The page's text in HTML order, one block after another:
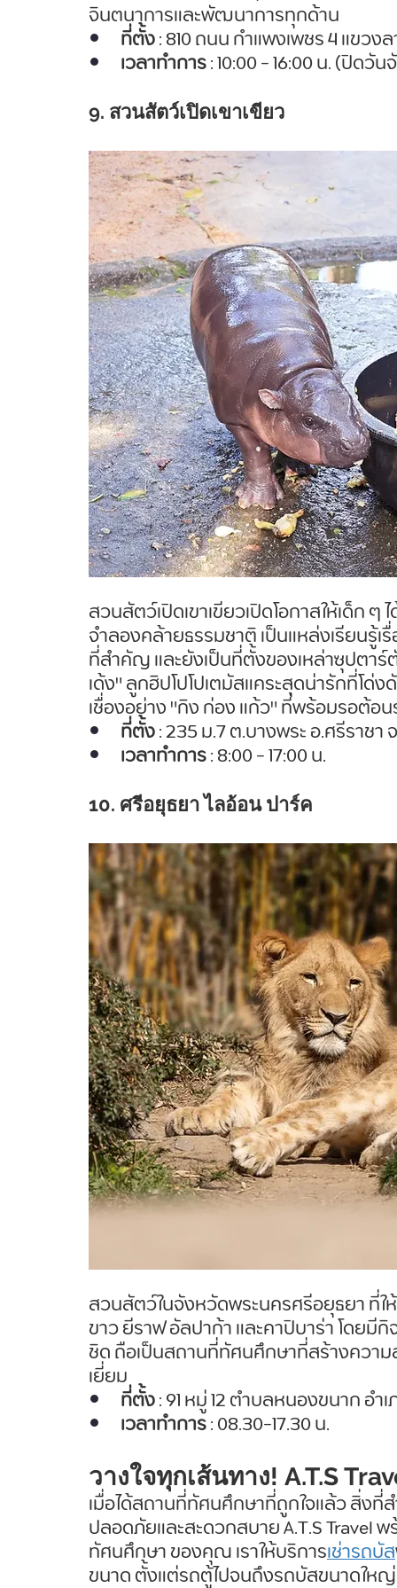
จินตนาการและพัฒนาการทุกด้าน
ที่ตั้ง : 810 ถนน กำแพงเพชร 4 แขว
เวลาทำการ : 10:00 - 16:00 น. (ปิดวั
9. สวนสัตว์เปิดเขาเขียว
สวนสัตว์เปิดเขาเขียวเปิดโอกาสให้เด็ก
จำลองคล้ายธรรมชาติ เป็นแหล่งเรียน
ที่สำคัญ และยังเป็นที่ตั้งของเหล่าซุปตา
เด้ง" ลูกฮิปโปโปเตมัสแคระสุดน่ารักที่โ
เชื่องอย่าง "กิง ก่อง แก้ว" ที่พร้อมรอต้อ
ที่ตั้ง : 235 ม.7 ต.บางพระ อ.ศรีราชา
เวลาทำการ : 8:00 - 17:00 น.
10. ศรีอยุธยา ไลอ้อน ปาร์ค
สวนสัตว์ในจังหวัดพระนครศรีอยุธยา ที่ใ
ขาว ยีราฟ อัลปาก้า และคาปิบาร่า โดย
ชิด ถือเป็นสถานที่ทัศนศึกษาที่สร้างควา
เยี่ยม
ที่ตั้ง : 91 หมู่ 12 ตำบลหนองขนาก อ
เวลาทำการ : 08.30-17.30 น.
วางใจทุกเส้นทาง! A.T.S
เมื่อได้สถานที่ทัศนศึกษาที่ถูกใจแล้ว สิ่ง
ปลอดภัยและสะดวกสบาย A.T.S Travel
ทัศนศึกษา ของคุณ เราให้บริการเช่ารถบัส
ขนาด ตั้งแต่รถตู้ไปจนถึงรถบัสขนาดให